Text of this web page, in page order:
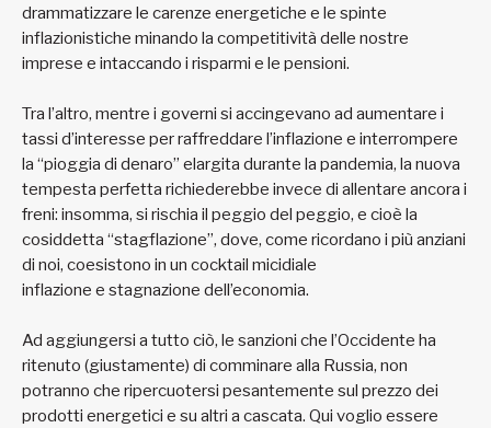
drammatizzare le carenze energetiche e le spinte
inflazionistiche minando la competitività delle nostre
imprese e intaccando i risparmi e le pensioni.
Tra l’altro, mentre i governi si accingevano ad aumentare i
tassi d’interesse per raffreddare l’inflazione e interrompere
la “pioggia di denaro” elargita durante la pandemia, la nuova
tempesta perfetta richiederebbe invece di allentare ancora i
freni: insomma, si rischia il peggio del peggio, e cioè la
cosiddetta “stagflazione”, dove, come ricordano i più anziani
di noi, coesistono in un cocktail micidiale
inflazione e stagnazione dell’economia.
Ad aggiungersi a tutto ciò, le sanzioni che l’Occidente ha
ritenuto (giustamente) di comminare alla Russia, non
potranno che ripercuotersi pesantemente sul prezzo dei
prodotti energetici e su altri a cascata. Qui voglio essere